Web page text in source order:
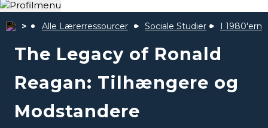
Alle Lærerressourcer Sociale Studier I
The Legacy of Ronald
Reagan: Tilhængere og
Modstandere